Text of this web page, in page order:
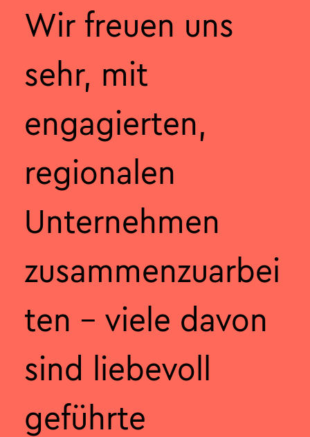
Wir freuen uns
sehr, mit
engagierten,
regionalen
Unternehmen
zusammenzuarbei
ten – viele davon
sind liebevoll
geführte